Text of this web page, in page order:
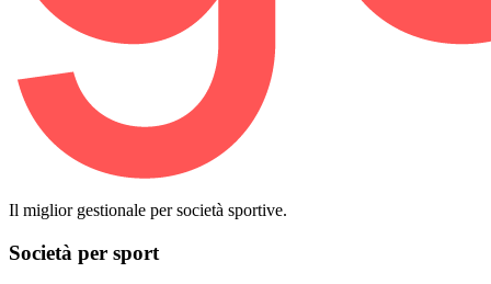
Il miglior gestionale per società sportive.
Società per sport